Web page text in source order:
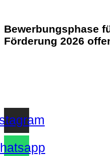
Bewerbungsphase
Förderung 2026